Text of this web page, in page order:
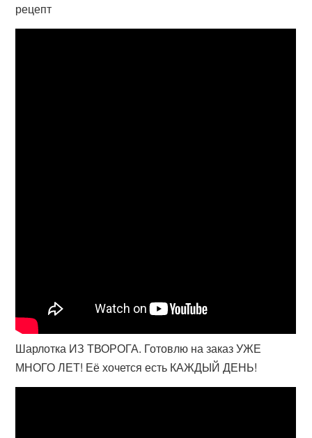
рецепт
Шарлотка ИЗ ТВОРОГА. Готовлю на заказ УЖЕ
МНОГО ЛЕТ! Её хочется есть КАЖДЫЙ ДЕНЬ!